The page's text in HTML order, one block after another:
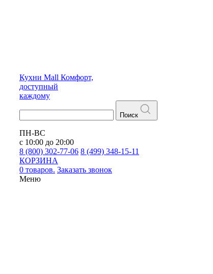
Кухни Mall Комфорт,
доступный
каждому
Поиск
ПН-ВС
с 10:00 до 20:00
8 (800) 302-77-06 8 (499) 348-15-11
КОРЗИНА
0 товаров. Заказать звонок
Меню